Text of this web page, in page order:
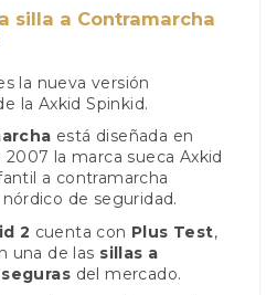
silla a Contramarcha
la nueva versión
la Axkid Spinkid.
está diseñada en
2007 la marca sueca Axkid
a contramarcha
de seguridad.
2 cuenta con Plus Test,
una de las sillas a
del mercado.